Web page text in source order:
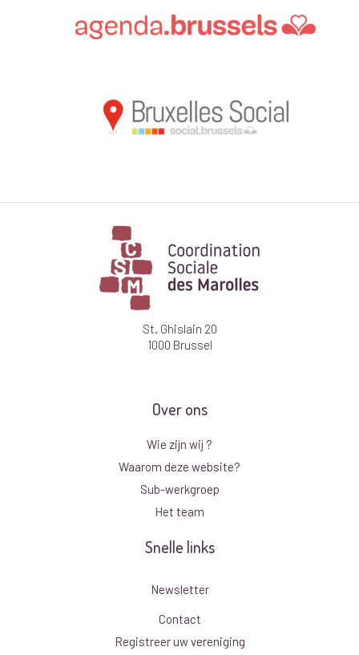
St. Ghislain 20
1000 Brussel
Over ons
Wie zijn wij ?
Waarom deze website?
Sub-werkgroep
Het team
Snelle links
Newsletter
Contact
Registreer uw vereniging